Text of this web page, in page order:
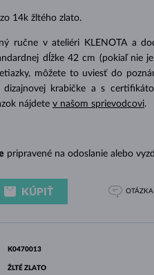
POZRIEŤ
LÁSKA
POZRIEŤ
RUŽOVÉ ZLATO
KRÁSOU
POZRIEŤ
TOPÁSY
VLTAVÍNY
PRE BÁBÄTKÁ
SVADOBNÉ
KRÁSNE
POZRIEŤ
VLTAVÍNY
PERLOVÉ PRÍVESKY
BIELE ZLATO
ŽLTÉ ZLATO
POZRIEŤ
POZRIEŤ
POZRIEŤ
SMARAGDY
MINERÁLY
SVADOBNÉ
ŽLTÉ ZLATO
ŠPERKY
POZRIEŤ
KRÁSU
POZRIEŤ
POZRIEŤ
14k žltého zlato.
ručne v ateliéri KLENOTA a
dĺžke 42 cm (pokiaľ nie
môžete to uviesť do
dizajnovej krabičke a s
nájdete v našom sprievodcovi.
pripravené na odoslanie alebo
KÚPIŤ OTÁZKA
K0470013
ŽLTÉ ZLATO